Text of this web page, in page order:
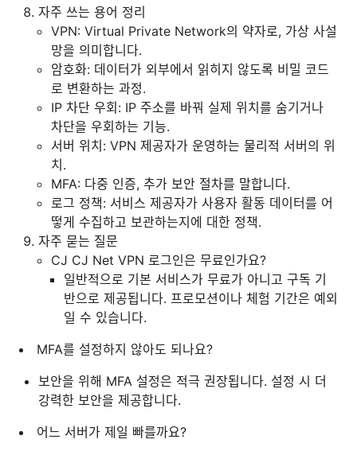
자주 쓰는 용어 정리
VPN: Virtual Private Network의 약자로, 가상 사설
망을 의미합니다.
암호화: 데이터가 외부에서 읽히지 않도록 비밀 코드
로 변환하는 과정.
IP 차단 우회: IP 주소를 바꿔 실제 위치를 숨기거나
차단을 우회하는 기능.
서버 위치: VPN 제공자가 운영하는 물리적 서버의 위
치.
MFA: 다중 인증, 추가 보안 절차를 말합니다.
로그 정책: 서비스 제공자가 사용자 활동 데이터를 어
떻게 수집하고 보관하는지에 대한 정책.
자주 묻는 질문
CJ CJ Net VPN 로그인은 무료인가요?
일반적으로 기본 서비스가 무료가 아니고 구독 기
반으로 제공됩니다. 프로모션이나 체험 기간은 예외
일 수 있습니다.
MFA를 설정하지 않아도 되나요?
보안을 위해 MFA 설정은 적극 권장됩니다. 설정 시 더
강력한 보안을 제공합니다.
어느 서버가 제일 빠를까요?